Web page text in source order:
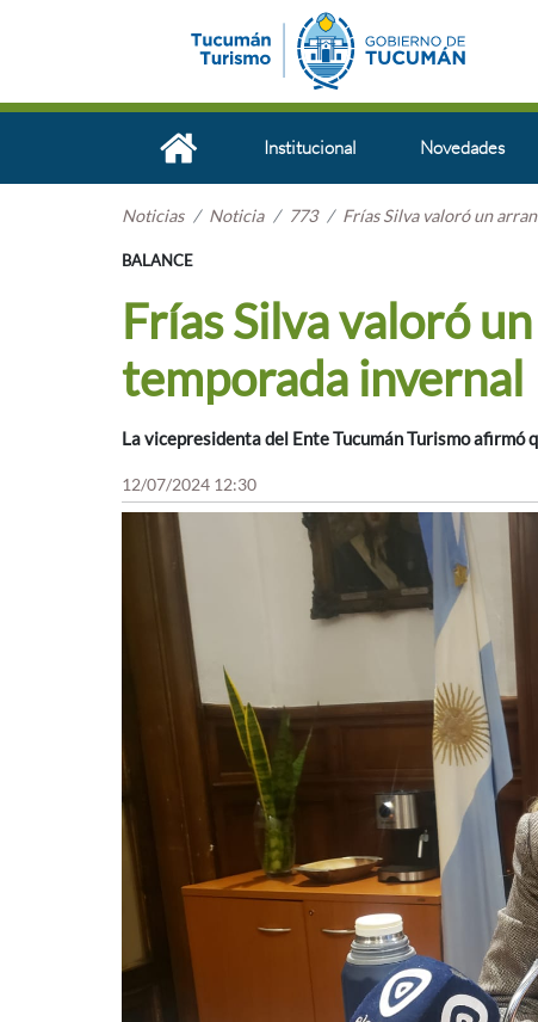
Institucional Novedades
Noticias Noticia 773 Frías Silva valoró un
BALANCE
Frías Silva valoró
temporada invernal
La vicepresidenta del Ente Tucumán Turismo afirmó
12/07/2024 12:30